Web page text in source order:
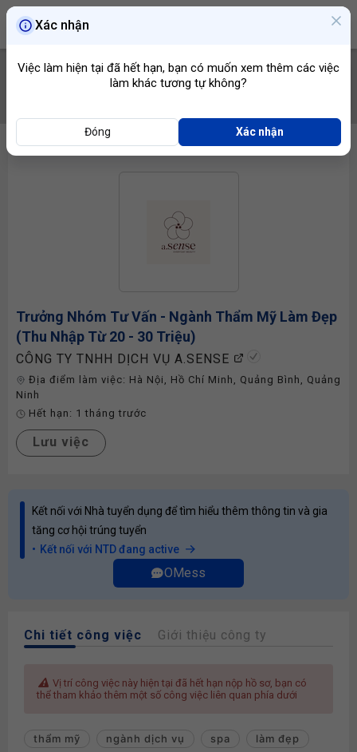
Trưởng Nhóm Tư Vấn - Ngành Thẩm Mỹ Làm Đẹp
(Thu Nhập Từ 20 - 30 Triệu)
CÔNG TY TNHH DỊCH VỤ A.SENSE
Địa điểm làm việc: Hà Nội , Hồ Chí Minh , Quảng Bình , Quảng
Ninh
Hết hạn: 1 tháng trước
Lưu việc
Kết nối với Nhà tuyển dụng để tìm hiểu thêm thông tin và gia
tăng cơ hội trúng tuyển
Kết nối với NTD đang active
OMess
Chi tiết công việc Giới thiệu công ty
Vị trí công việc này hiện tại đã hết hạn nộp hồ sơ, bạn có
thể tham khảo thêm một số công việc liên quan phía dưới
thẩm mỹ ngành dịch vụ spa làm đẹp
Xác nhận
Việc làm hiện tại đã hết hạn, bạn có muốn xem thêm các việc
làm khác tương tự không?
Đóng Xác nhận